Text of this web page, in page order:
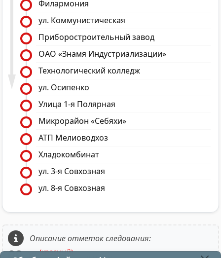
Филармония
ул. Коммунистическая
Приборостроительный завод
ОАО «Знамя Индустриализации»
Технологический колледж
ул. Осипенко
Улица 1-я Полярная
Микрорайон «Себяхи»
АТП Мелиоводхоз
Хладокомбинат
ул. 3-я Совхозная
ул. 8-я Совхозная
Описание отметок следования:
12(красный)